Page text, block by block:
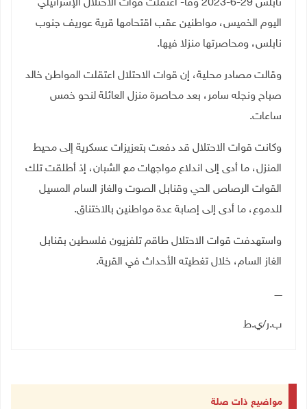
نابلس 29-6-2023 وفا- اعتقلت قوات الاحتلال الإسرائيلي
اليوم الخميس، مواطنين عقب اقتحامها قرية عوريف جنوب
نابلس، ومحاصرتها منزلا فيها.
وقالت مصادر محلية، إن قوات الاحتلال اعتقلت المواطن خالد
صباح ونجله سامر، بعد محاصرة منزل العائلة لنحو خمس
ساعات.
وكانت قوات الاحتلال قد دفعت بتعزيزات عسكرية إلى محيط
المنزل، ما أدى إلى اندلاع مواجهات مع الشبان، إذ أطلقت تلك
القوات الرصاص الحي وقنابل الصوت والغاز السام المسيل
للدموع، ما أدى إلى إصابة عدة مواطنين بالاختناق.
واستهدفت قوات الاحتلال طاقم تلفزيون فلسطين بقنابل
الغاز السام، خلال تغطيته الأحداث في القرية.
ـــــ
ب.ر/ي.ط
مواضيع ذات صلة